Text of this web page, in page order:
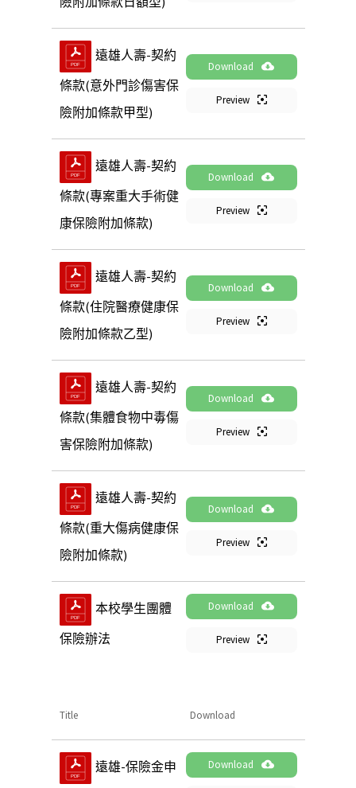
遠雄人壽-契約
條款(意外門診傷害保
險附加條款甲型)
Download
Preview
遠雄人壽-契約
條款(專案重大手術健
康保險附加條款)
Download
Preview
遠雄人壽-契約
條款(住院醫療健康保
險附加條款乙型)
Download
Preview
遠雄人壽-契約
條款(集體食物中毒傷
害保險附加條款)
Download
Preview
遠雄人壽-契約
條款(重大傷病健康保
險附加條款)
Download
Preview
本校學生團體
保險辦法
Download
Preview
Title Download
遠雄-保險金申
Download